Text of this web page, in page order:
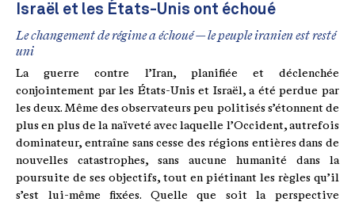
Israël et les États-Unis ont échoué
Le changement de régime a échoué — le peuple iranien est resté
uni
La guerre contre l’Iran, planifiée et déclenchée
conjointement par les États-Unis et Israël, a été perdue par
les deux. Même des observateurs peu politisés s’étonnent de
plus en plus de la naïveté avec laquelle l’Occident, autrefois
dominateur, entraîne sans cesse des régions entières dans de
nouvelles catastrophes, sans aucune humanité dans la
poursuite de ses objectifs, tout en piétinant les règles qu’il
s’est lui-même fixées. Quelle que soit la perspective